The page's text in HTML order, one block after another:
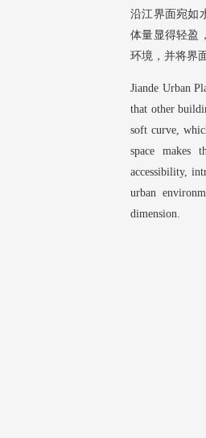
沿江界面宛如
体量显得轻盈
环境，并将界
Jiande Urban
that other
soft curve,
space makes
accessibility,
urban
dimension.